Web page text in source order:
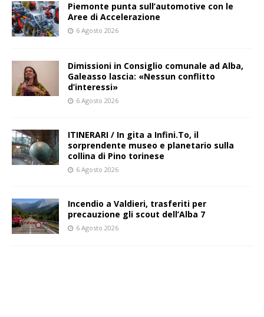
Piemonte punta sull’automotive con le
Aree di Accelerazione
6 Agosto 2026
Dimissioni in Consiglio comunale ad Alba,
Galeasso lascia: «Nessun conflitto
d’interessi»
6 Agosto 2026
ITINERARI / In gita a Infini.To, il
sorprendente museo e planetario sulla
collina di Pino torinese
6 Agosto 2026
Incendio a Valdieri, trasferiti per
precauzione gli scout dell’Alba 7
6 Agosto 2026